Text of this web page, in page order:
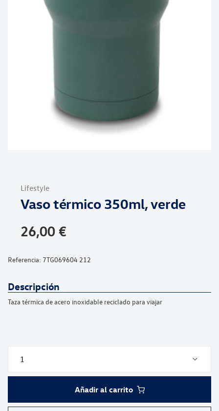
Lifestyle
Vaso térmico 350ml, verde
26,00 €
Referencia: 7TG069604 212
Descripción
Taza térmica de acero inoxidable reciclado para viajar
Añadir al carrito
comienzo
galería